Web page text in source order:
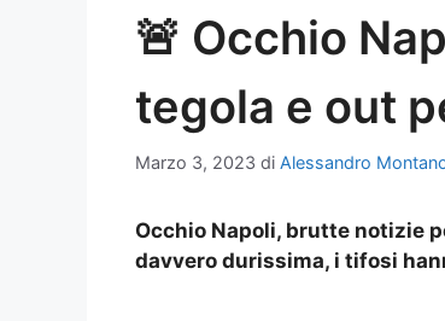
🚨 Occhio
tegola e out
Marzo 3, 2023 di Alessandro
Occhio Napoli, brutte notizie
davvero durissima, i tifosi